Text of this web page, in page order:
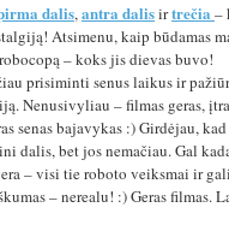
dalis,antra dalisirtrečia –
Atsimenu, kaip būdamas
– koks jis dievas buvo!
prisiminti senus laikus ir
Nenusivyliau – filmas geras,
senas bajavykas :) Girdėjau,
dalis, bet jos nemačiau. Gal
– visi tie roboto veiksmai ir
– nerealu! :) Geras filmas.